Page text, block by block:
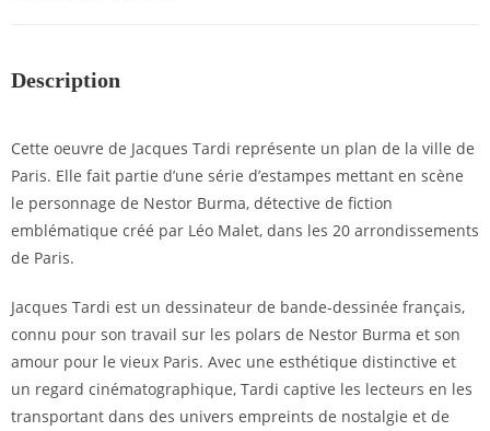
Description
Cette oeuvre de Jacques Tardi représente un plan de la ville de
Paris. Elle fait partie d’une série d’estampes mettant en scène
le personnage de Nestor Burma, détective de fiction
emblématique créé par Léo Malet, dans les 20 arrondissements
de Paris.
Jacques Tardi est un dessinateur de bande-dessinée français,
connu pour son travail sur les polars de Nestor Burma et son
amour pour le vieux Paris. Avec une esthétique distinctive et
un regard cinématographique, Tardi captive les lecteurs en les
transportant dans des univers empreints de nostalgie et de